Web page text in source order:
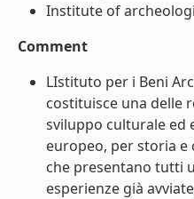
Institute of
Comment
LIstituto per i Beni
costituisce una delle
sviluppo culturale ed
europeo, per storia e
che presentano tutti
esperienze già